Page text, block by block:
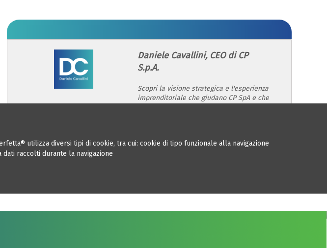
utilizza diversi tipi di cookie, tra cui: cookie di tipo funzionale alla navigazione
raccolti durante la navigazione
Daniele Cavallini, CEO di CP
S.p.A.
Scopri la visione strategica e l'esperienza
imprenditoriale che giudano CP SpA e che